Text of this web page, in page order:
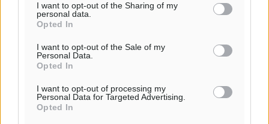
I want to opt-out of the Sharing of my
personal data.
Opted In
I want to opt-out of the Sale of my
Personal Data.
Opted In
I want to opt-out of processing my
Personal Data for Targeted Advertising.
Opted In
06.12.16, 13:39